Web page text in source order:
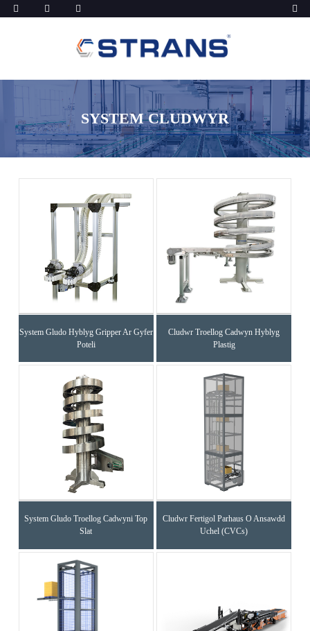
SYSTEM CLUDWYR
System Gludo Hyblyg Gripper Ar Gyfer
Poteli
Cludwr Troellog Cadwyn Hyblyg
Plastig
System Gludo Troellog Cadwyni Top
Slat
Cludwr Fertigol Parhaus O Ansawdd
Uchel (CVCs)